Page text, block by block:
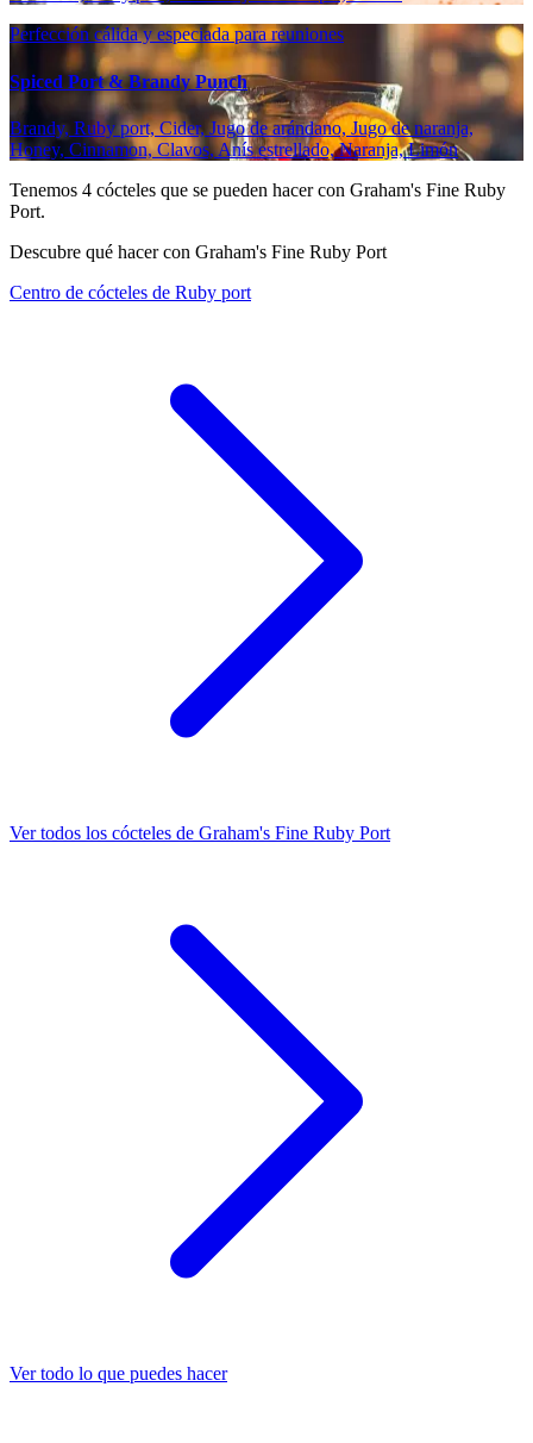
Perfección cálida y especiada para reuniones
Spiced Port & Brandy Punch
Brandy, Ruby port, Cider, Jugo de arándano, Jugo de naranja,
Honey, Cinnamon, Clavos, Anís estrellado, Naranja, Limón
Tenemos 4 cócteles que se pueden hacer con Graham's Fine Ruby
Port.
Descubre qué hacer con Graham's Fine Ruby Port
Centro de cócteles de Ruby port
Ver todos los cócteles de Graham's Fine Ruby Port
Ver todo lo que puedes hacer